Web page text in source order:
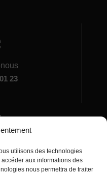
utilisons des technologies
aux informations des
nous permettra de traiter
23